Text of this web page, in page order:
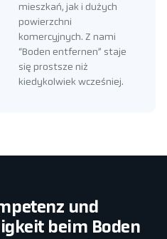
mieszkań, jak i dużych
powierzchni
komercyjnych. Z nami
“Boden entfernen” staje
się prostsze niż
kiedykolwiek wcześniej.
und
beim Boden